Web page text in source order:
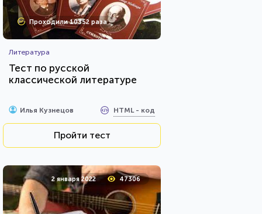
Проходили 10352 раза
Литература
Тест по русской
классической литературе
Илья Кузнецов HTML - код
Пройти тест
2 января 2022 47306